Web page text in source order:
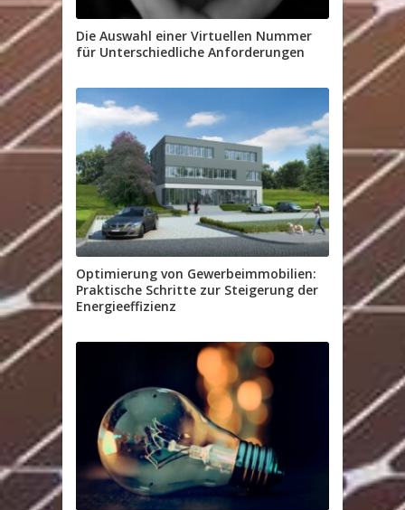
Die Auswahl einer Virtuellen Nummer
für Unterschiedliche Anforderungen
Optimierung von Gewerbeimmobilien:
Praktische Schritte zur Steigerung der
Energieeffizienz